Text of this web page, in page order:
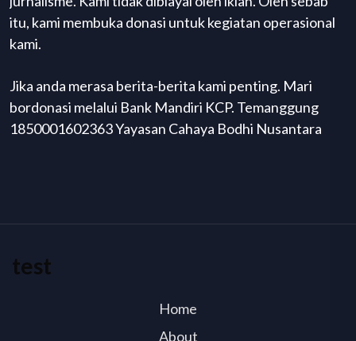
itu, kami membuka donasi untuk kegiatan operasional
kami.
Jika anda merasa berita-berita kami penting. Mari
bordonasi melalui Bank Mandiri KCP. Temanggung
1850001602363 Yayasan Cahaya Bodhi Nusantara
test
Home
About